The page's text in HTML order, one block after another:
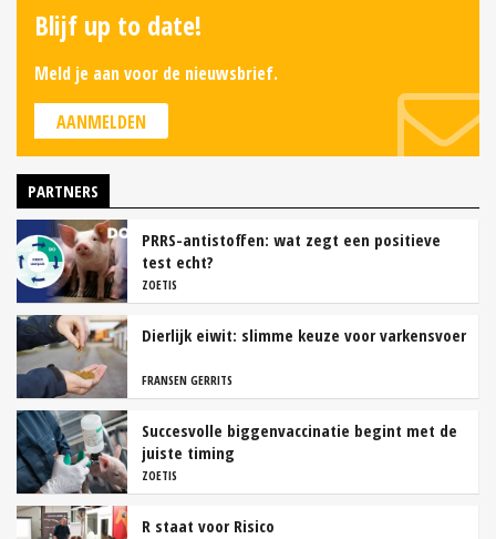
Blijf up to date!
Meld je aan voor de nieuwsbrief.
AANMELDEN
PARTNERS
PRRS-antistoffen: wat zegt een positieve
test echt?
ZOETIS
Dierlijk eiwit: slimme keuze voor varkensvoer
FRANSEN GERRITS
Succesvolle biggenvaccinatie begint met de
juiste timing
ZOETIS
R staat voor Risico